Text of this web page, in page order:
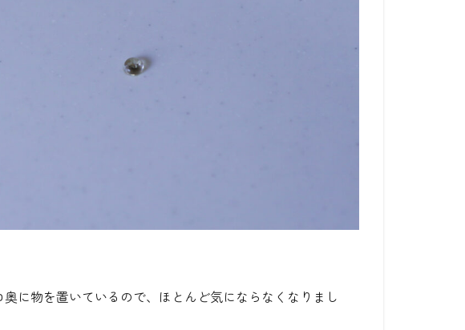
に物を置いているので、ほとんど気にならなくなりまし